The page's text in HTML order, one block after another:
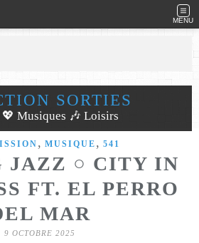
MENU
SORTIES
💖 Musiques 🎶 Loisirs
, MUSIQUE , 541
JAZZ ○ CITY IN
FT. EL PERRO
MAR
9 OCTOBRE 2025